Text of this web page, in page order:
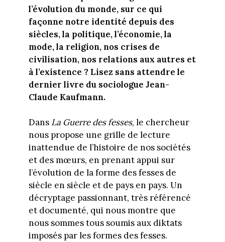
l’évolution du monde, sur ce qui
façonne notre identité depuis des
siècles, la politique, l’économie, la
mode, la religion, nos crises de
civilisation, nos relations aux autres et
à l’existence ? Lisez sans attendre le
dernier livre du sociologue Jean-
Claude Kaufmann.
Dans La Guerre des fesses, le chercheur
nous propose une grille de lecture
inattendue de l’histoire de nos sociétés
et des mœurs, en prenant appui sur
l’évolution de la forme des fesses de
siècle en siècle et de pays en pays. Un
décryptage passionnant, très référencé
et documenté, qui nous montre que
nous sommes tous soumis aux diktats
imposés par les formes des fesses.